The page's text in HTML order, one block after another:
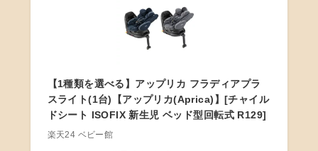
【1種類を選べる】アップリカ フラディアプラ
スライト(1台)【アップリカ(Aprica)】[チャイル
ドシート ISOFIX 新生児 ベッド型回転式 R129]
楽天24 ベビー館